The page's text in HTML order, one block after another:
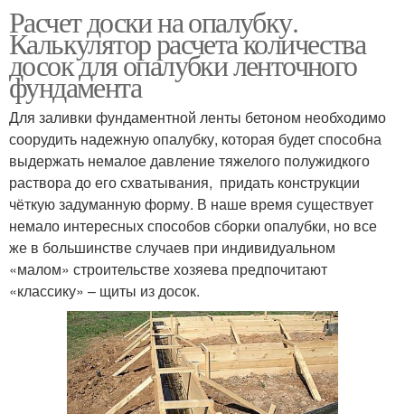
Расчет доски на опалубку.
Калькулятор расчета количества
досок для опалубки ленточного
фундамента
Для заливки фундаментной ленты бетоном необходимо
соорудить надежную опалубку, которая будет способна
выдержать немалое давление тяжелого полужидкого
раствора до его схватывания, придать конструкции
чёткую задуманную форму. В наше время существует
немало интересных способов сборки опалубки, но все
же в большинстве случаев при индивидуальном
«малом» строительстве хозяева предпочитают
«классику» – щиты из досок.